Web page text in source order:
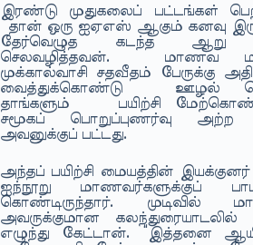
இரண்டு முதுகலைப் பட்டங்கள்
தான் ஒரு ஐஏஎஸ் ஆகும் கனவு
தேர்வெழுத கடந்த ஆறு
செலவழித்தவன். மாணவ
முக்கால்வாசி சதவீதம் பேருக்கு
வைத்துக்கொண்டு ஊழல்
தாங்களும் பயிற்சி
சமூகப் பொறுப்புணர்வு அற்ற
அவனுக்குப் பட்டது.
அந்தப் பயிற்சி மையத்தின்
ஐந்நூறு மாணவர்களுக்குப்
கொண்டிருந்தார். முடிவில்
அவருக்குமான
எழுந்து கேட்டான். “இத்தனை